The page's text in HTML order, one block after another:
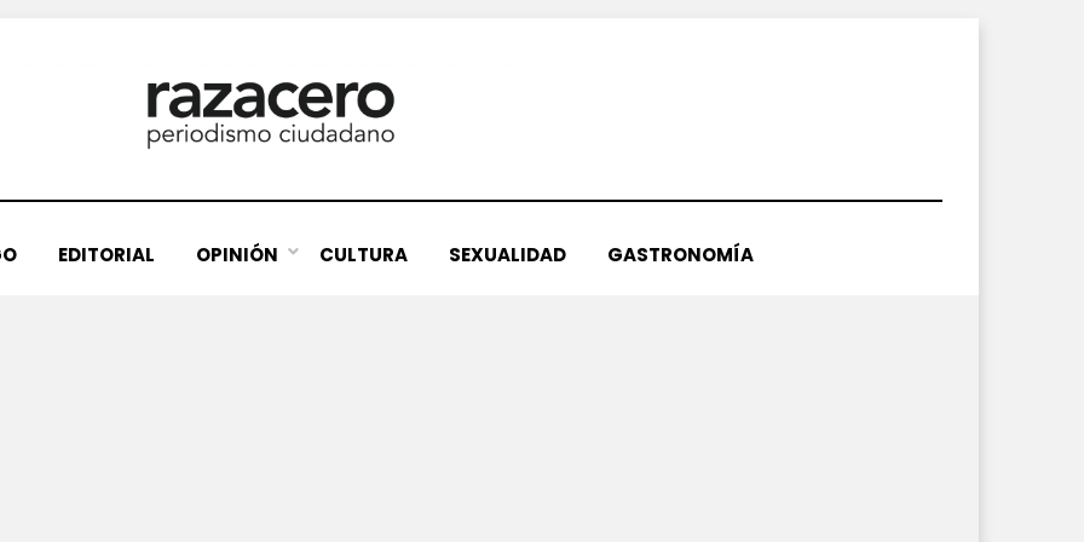
EDITORIAL OPINIÓN CULTURA SEXUALIDAD GASTRONOMÍA